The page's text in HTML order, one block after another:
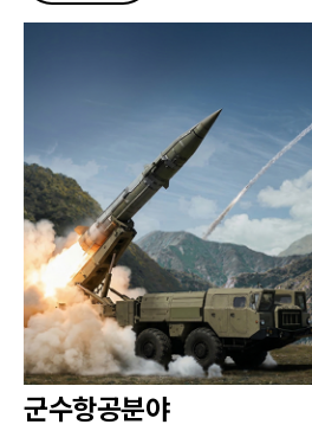
군수항공분야